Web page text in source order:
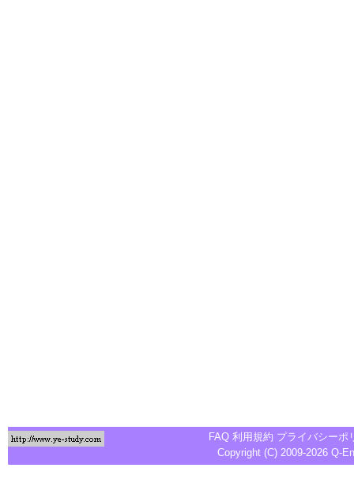
FAQ 利用規約 プライバシーポ
Copyright (C) 2009-2026 Q-